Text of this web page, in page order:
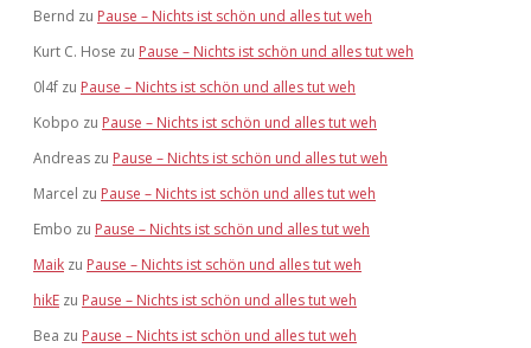
Bernd zu Pause – Nichts ist schön und alles tut weh
Kurt C. Hose zu Pause – Nichts ist schön und alles tut weh
0l4f zu Pause – Nichts ist schön und alles tut weh
Kobpo zu Pause – Nichts ist schön und alles tut weh
Andreas zu Pause – Nichts ist schön und alles tut weh
Marcel zu Pause – Nichts ist schön und alles tut weh
Embo zu Pause – Nichts ist schön und alles tut weh
Maik zu Pause – Nichts ist schön und alles tut weh
hikE zu Pause – Nichts ist schön und alles tut weh
Bea zu Pause – Nichts ist schön und alles tut weh